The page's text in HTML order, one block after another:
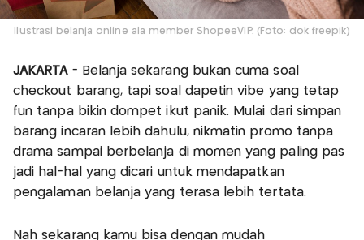
Ilustrasi belanja online ala member ShopeeVIP. (Foto: dok freepik)
JAKARTA- Belanja sekarang bukan cuma soal
checkout barang, tapi soal dapetin vibe yang tetap
fun tanpa bikin dompet ikut panik. Mulai dari simpan
barang incaran lebih dahulu, nikmatin promo tanpa
drama sampai berbelanja di momen yang paling pas
jadi hal-hal yang dicari untuk mendapatkan
pengalaman belanja yang terasa lebih tertata.
Nah sekarang kamu bisa dengan mudah